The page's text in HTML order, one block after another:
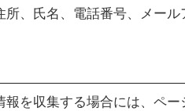
、氏名、電話番号、メー
を収集する場合には、ペ